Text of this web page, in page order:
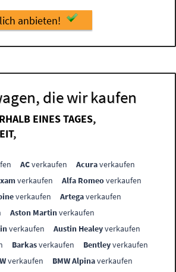
anbieten!
die wir kaufen
EINES TAGES,
ACverkaufen Acuraverkaufen
verkaufen Alfa Romeoverkaufen
verkaufen Artegaverkaufen
Aston Martinverkaufen
verkaufen Austin Healeyverkaufen
Barkasverkaufen Bentleyverkaufen
verkaufen BMW Alpinaverkaufen